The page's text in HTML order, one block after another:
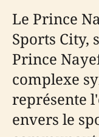
Le Prince
Sports City,
Prince
complexe
représente
envers le